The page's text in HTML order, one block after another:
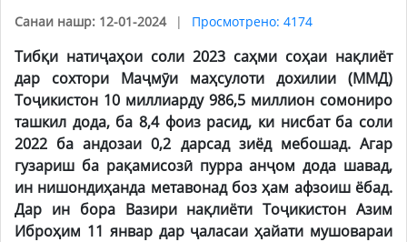
Санаи нашр: 12-01-2024 Просмотрено: 4174
Тибқи натиҷаҳои соли 2023 саҳми соҳаи нақлиёт
дар сохтори Маҷмӯи маҳсулоти дохилии (ММД)
Тоҷикистон 10 миллиарду 986,5 миллион сомониро
ташкил дода, ба 8,4 фоиз расид, ки нисбат ба соли
2022 ба андозаи 0,2 дарсад зиёд мебошад. Агар
гузариш ба рақамисозӣ пурра анҷом дода шавад,
ин нишондиҳанда метавонад боз ҳам афзоиш ёбад.
Дар ин бора Вазири нақлиёти Тоҷикистон Азим
Иброҳим 11 январ дар ҷаласаи ҳайати мушовараи